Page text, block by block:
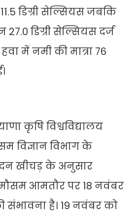
डिग्री सेल्सियस जबकि
डिग्री सेल्सियस दर्ज
में नमी की मात्रा 76
कृषि विश्वविद्यालय
विज्ञान विभाग के
खीचड़ के अनुसार
मौसम आमतौर पर 18 नवंबर
है। 19 नवंबर को